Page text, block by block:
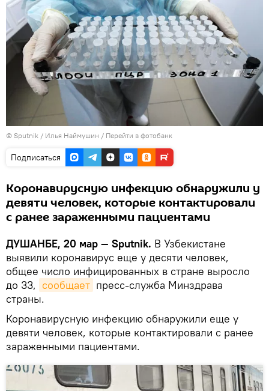
© Sputnik / Илья Наймушин / Перейти в фотобанк
Подписаться
Коронавирусную инфекцию обнаружили у
девяти человек, которые контактировали
с ранее зараженными пациентами
ДУШАНБЕ, 20 мар — Sputnik. В Узбекистане
выявили коронавирус еще у десяти человек,
общее число инфицированных в стране выросло
до 33, сообщает пресс-служба Минздрава
страны.
Коронавирусную инфекцию обнаружили еще у
девяти человек, которые контактировали с ранее
зараженными пациентами.